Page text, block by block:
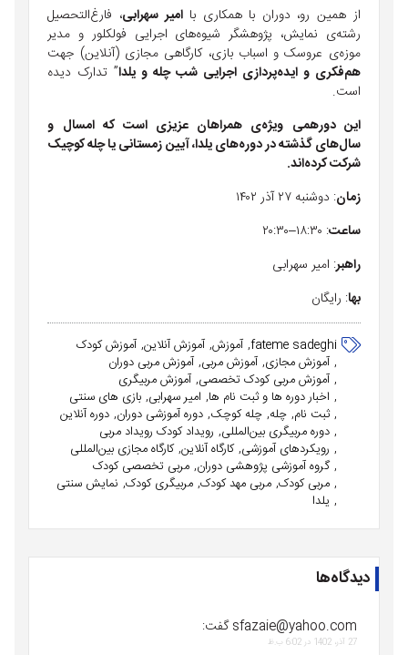
از همین رو، دوران با همکاری باامیر سهرابی، فارغ‌التحصیل
رشته‌ی نمایش، پژوهشگر شیوه‌های اجرایی فولکلور و مدیر
موزه‌ی عروسک و اسباب بازی، کارگاهی مجازی (آنلاین) جهت
هم‌فکری و ایده‌پردازی اجراییشب چله و یلدا” تدارک دیده‌
است.
این دورهمی ویژه‌ی همراهان عزیزی است که امسال و
سال‌هایگذشتهدردوره‌هاییلدا،آیینزمستانییاچلهکوچیک
شرکتکرده‌اند.
زمان: دو‌شنبه ٢٧ آذر ١۴٠٢
ساعت: ١٨:٣٠ – ٢٠:٣٠
راهبر: امیر سهرابی
بها: رایگان
fateme sadeghi آموزش آموزش آنلاین آموزش کودک
آموزش مجازی آموزش مربی آموزش مربی دوران
آموزش مربی کودک تخصصی آموزش مربیگری
اخبار دوره ها و ثبت نام ها امیر سهرابی بازی های سنتی
ثبت نام چله چله کوچک دوره آموزشی دوران دوره آنلاین
دوره مربیگری بین‌المللی رویداد کودک رویداد مربی
رویکردهای آموزشی کارگاه آنلاین کارگاه مجازی بین‌المللی
گروه آموزشی پژوهشی دوران مربی تخصصی کودک
مربی کودک مربی مهد کودک مربیگری کودک نمایش سنتی
یلدا
دیدگاه‌ها
sfazaie@yahoo.com گفت:
27 آذر، 1402 در 6:02 ب.ظ